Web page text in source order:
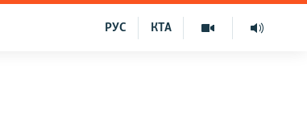
КТА
РУС